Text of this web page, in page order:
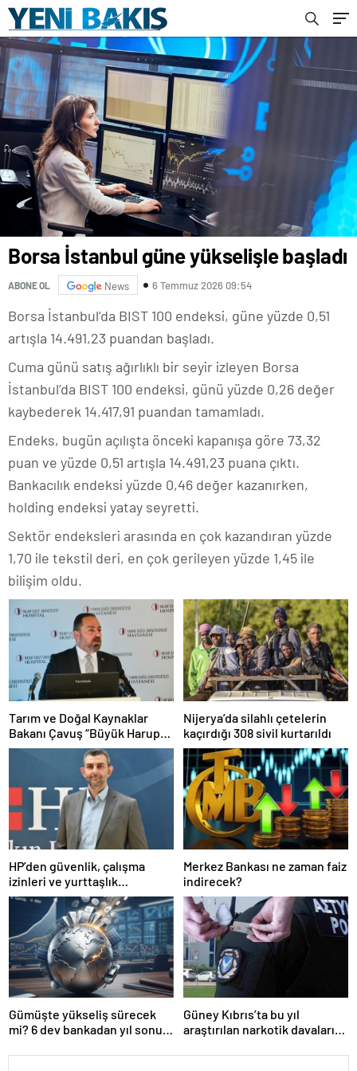
Borsa İstanbul güne yükselişle başladı
ABONE OL News 6 Temmuz 2026 09:54
Borsa İstanbul’da BIST 100 endeksi, güne yüzde 0,51
artışla 14.491,23 puandan başladı.
Cuma günü satış ağırlıklı bir seyir izleyen Borsa
İstanbul’da BIST 100 endeksi, günü yüzde 0,26 değer
kaybederek 14.417,91 puandan tamamladı.
Endeks, bugün açılışta önceki kapanışa göre 73,32
puan ve yüzde 0,51 artışla 14.491,23 puana çıktı.
Bankacılık endeksi yüzde 0,46 değer kazanırken,
holding endeksi yatay seyretti.
Sektör endeksleri arasında en çok kazandıran yüzde
1,70 ile tekstil deri, en çok gerileyen yüzde 1,45 ile
bilişim oldu.
Tarım ve Doğal Kaynaklar
Bakanı Çavuş “Büyük Harup
Çalıştayı”na katıldı
Nijerya’da silahlı çetelerin
kaçırdığı 308 sivil kurtarıldı
HP’den güvenlik, çalışma
izinleri ve yurttaşlık
uygulamalarına ilişkin
öneriler
Merkez Bankası ne zaman faiz
indirecek?
Gümüşte yükseliş sürecek
mi? 6 dev bankadan yıl sonu
Güney Kıbrıs’ta bu yıl
araştırılan narkotik davaları